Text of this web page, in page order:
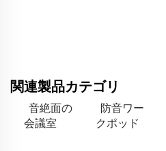
関連製品カテゴリ
音絶面の
会議室
防音ワー
クポッド